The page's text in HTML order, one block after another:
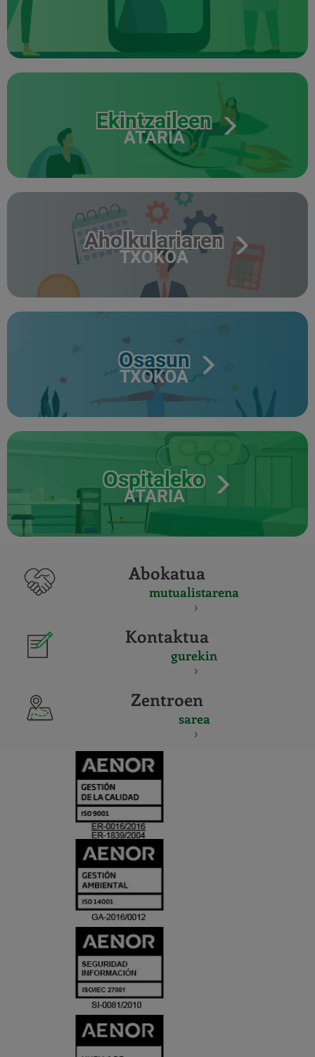
Ekintzaileen
ATARIA
Aholkulariaren
TXOKOA
Osasun
TXOKOA
Ospitaleko
ATARIA
Abokatua
mutualistarena
Kontaktua
gurekin
Zentroen
sarea